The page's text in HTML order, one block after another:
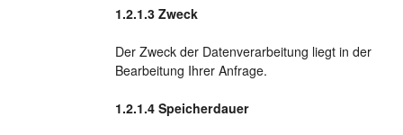
Zweck
Der Zweck der Datenverarbeitung liegt in der
Bearbeitung Ihrer Anfrage.
Speicherdauer